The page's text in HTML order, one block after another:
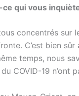
qui vous
concentrés sur
C’est bien sûr
temps, nous
COVID-19 n’ont